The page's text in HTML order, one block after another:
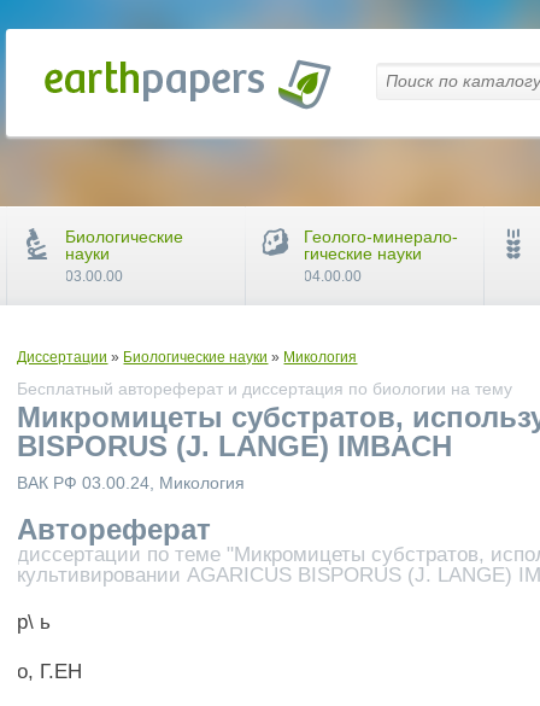
Диссертации » Биологические науки » Микология
Бесплатный автореферат и диссертация по биологии на тему
Микромицеты субстратов,
BISPORUS (J. LANGE) IMBACH
ВАК РФ 03.00.24, Микология
Автореферат
диссертации по теме "Микромицеты субстратов,
культивировании AGARICUS BISPORUS (J. LANGE)
р\ ь
о, Г.ЕН
Биологические
науки
03.00.00
Геолого-минерало-
гические науки
04.00.00